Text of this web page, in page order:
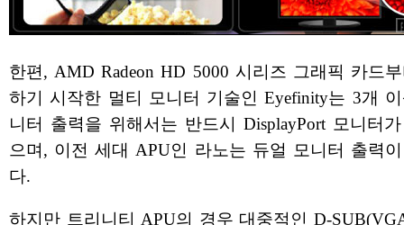
한편, AMD Radeon HD 5000 시리즈 그래픽 카드
하기 시작한 멀티 모니터 기술인 Eyefinity는 3개
니터 출력을 위해서는 반드시 DisplayPort 모니터
으며, 이전 세대 APU인 라노는 듀얼 모니터 출력
다.
하지만 트리니티 APU의 경우 대중적인 D-